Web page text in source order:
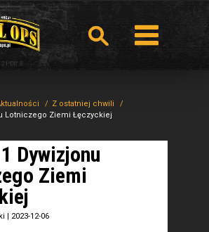
Z ostatniej chwili
Lotniczego Ziemi Łęczyckiej
Dywizjonu
Ziemi
| 2023-12-06